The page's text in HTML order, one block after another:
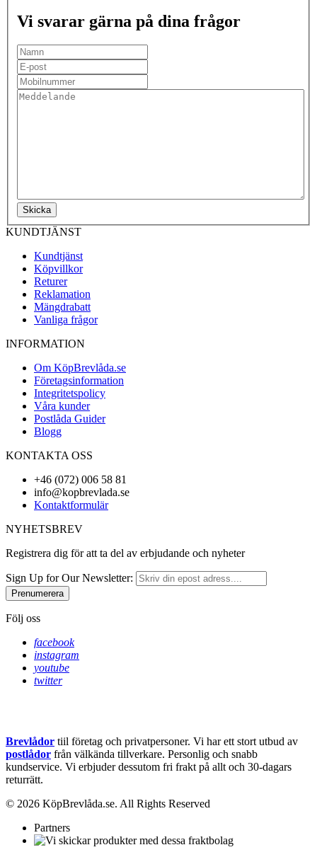
Vi svarar gärna på dina frågor
Skicka
KUNDTJÄNST
Kundtjänst
Köpvillkor
Returer
Reklamation
Mängdrabatt
Vanliga frågor
INFORMATION
Om KöpBrevlåda.se
Företagsinformation
Integritetspolicy
Våra kunder
Postlåda Guider
Blogg
KONTAKTA OSS
+46 (072) 006 58 81
info@kopbrevlada.se
Kontaktformulär
NYHETSBREV
Registrera dig för att ta del av erbjudande och nyheter
Sign Up for Our Newsletter:
Prenumerera
Följ oss
facebook
instagram
youtube
twitter
Brevlådor tiil företag och privatpersoner. Vi har ett stort utbud av
postlådor från välkända tillverkare. Personlig och snabb
kundservice. Vi erbjuder dessutom fri frakt på allt och 30-dagars
returrätt.
© 2026 KöpBrevlåda.se. All Rights Reserved
Partners